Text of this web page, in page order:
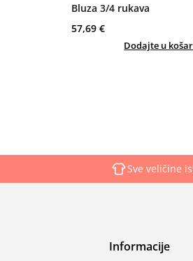
Bluza 3/4 rukava
57,69 €
Dodajte u
Sve veličine
Informacije